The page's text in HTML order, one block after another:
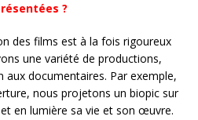
?
des films est à la fois rigoureux
une variété de productions,
documentaires. Par exemple,
nous projetons un biopic sur
en lumière sa vie et son œuvre.